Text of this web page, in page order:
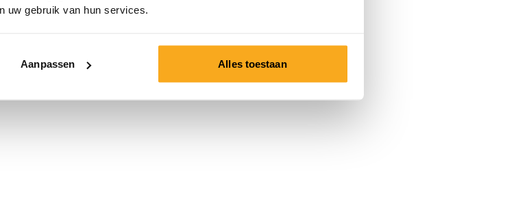
uw gebruik van hun services.
Aanpassen Alles toestaan